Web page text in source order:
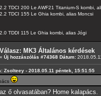
TDCI 200 Le AWF21 Titanium-S kombi,
TDCI 155 Le Ghia kombi, alias Moncsi
TDDI 115 Le Ghia kombi, alias Jógi
Válasz: MK3 Általános kérdések
« Új hozzászólás #74368 Dátum:
Zsolteey - 2018.05.11 péntek, 15:51:55
ő olvasatában? Home